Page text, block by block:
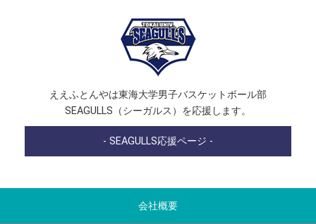
ええふとんやは東海大学男子バスケットボール部
SEAGULLS（シーガルス）を応援します。
- SEAGULLS応援ページ -
会社概要